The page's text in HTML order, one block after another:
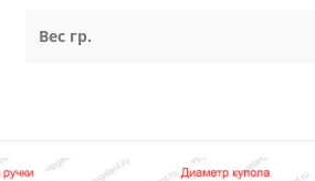
Вес гр.